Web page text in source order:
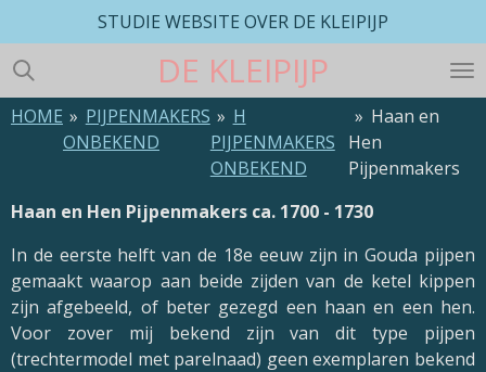
direct
naar
de
hoofdinhoud
DE KLEIPIJP
STUDIE WEBSITE OVER DE KLEIPIJP
HOME » PIJPENMAKERS
ONBEKEND
» H
PIJPENMAKERS
ONBEKEND
» Haan en
Hen
Pijpenmakers
Haan en Hen Pijpenmakers ca. 1700 - 1730
In de eerste helft van de 18e eeuw zijn in Gouda pijpen
gemaakt waarop aan beide zijden van de ketel kippen
zijn afgebeeld, of beter gezegd een haan en een hen.
Voor zover mij bekend zijn van dit type pijpen
(trechtermodel met parelnaad) geen exemplaren bekend